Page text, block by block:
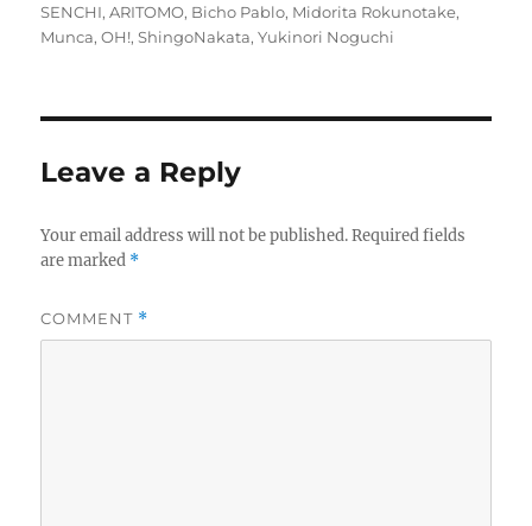
on
SENCHI,ARITOMO, Bicho Pablo, Midorita Rokunotake,
Munca,OH!,ShingoNakata,Yukinori Noguchi
Leave a Reply
Your email address will not be published. Required fields
are marked *
COMMENT *